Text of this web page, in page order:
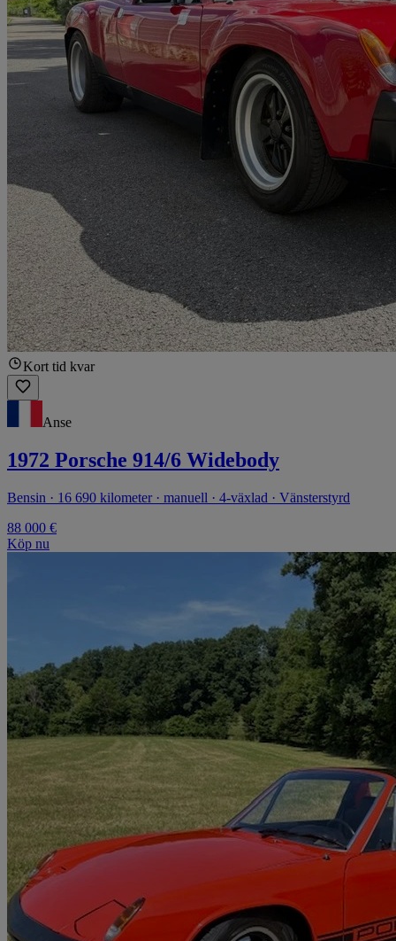
Kort tid kvar
Anse
1972 Porsche 914/6 Widebody
Bensin · 16 690 kilometer · manuell · 4-växlad · Vänsterstyrd
88 000 €
Köp nu